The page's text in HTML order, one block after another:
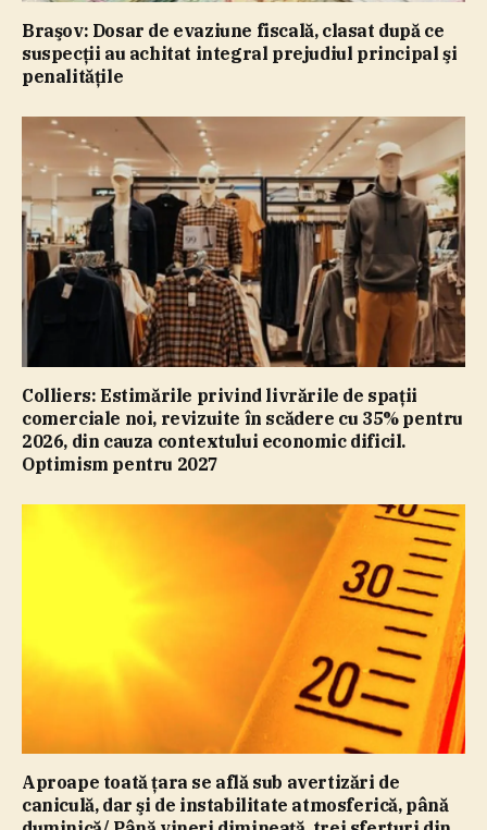
Braşov: Dosar de evaziune fiscală, clasat după ce
suspecţii au achitat integral prejudiul principal şi
penalităţile
Colliers: Estimările privind livrările de spaţii
comerciale noi, revizuite în scădere cu 35% pentru
2026, din cauza contextului economic dificil.
Optimism pentru 2027
Aproape toată ţara se află sub avertizări de
caniculă, dar şi de instabilitate atmosferică, până